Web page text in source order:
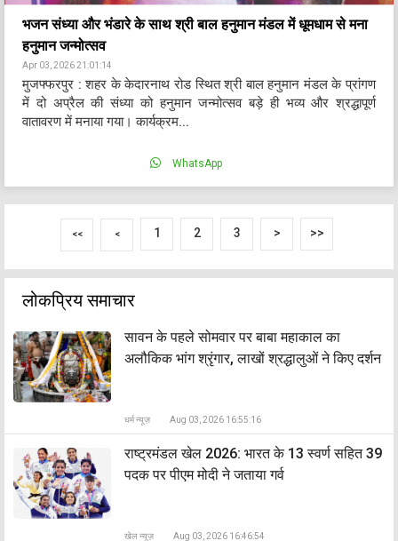
भजन संध्या और भंडारे के साथ श्री बाल हनुमान मंडल में धूमधाम से मना
हनुमान जन्मोत्सव
Apr 03, 2026 21:01:14
मुजफ्फरपुर : शहर के केदारनाथ रोड स्थित श्री बाल हनुमान मंडल के प्रांगण
में दो अप्रैल की संध्या को हनुमान जन्मोत्सव बड़े ही भव्य और श्रद्धापूर्ण
वातावरण में मनाया गया। कार्यक्रम...
WhatsApp
<< < 1 2 3 > >>
लोकप्रिय समाचार
सावन के पहले सोमवार पर बाबा महाकाल का
अलौकिक भांग श्रृंगार, लाखों श्रद्धालुओं ने किए दर्शन
धर्म न्यूज़ Aug 03, 2026 16:55:16
राष्ट्रमंडल खेल 2026: भारत के 13 स्वर्ण सहित 39
पदक पर पीएम मोदी ने जताया गर्व
खेल न्यूज़ Aug 03, 2026 16:46:54